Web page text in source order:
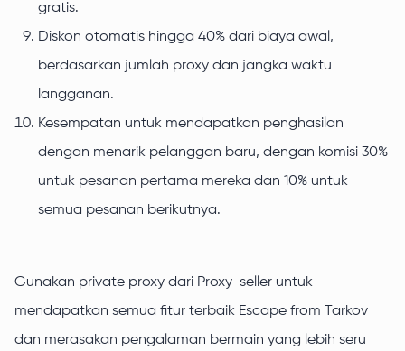
gratis.
Diskon otomatis hingga 40% dari biaya awal,
berdasarkan jumlah proxy dan jangka waktu
langganan.
Kesempatan untuk mendapatkan penghasilan
dengan menarik pelanggan baru, dengan komisi 30%
untuk pesanan pertama mereka dan 10% untuk
semua pesanan berikutnya.
Gunakan private proxy dari Proxy-seller untuk
mendapatkan semua fitur terbaik Escape from Tarkov
dan merasakan pengalaman bermain yang lebih seru